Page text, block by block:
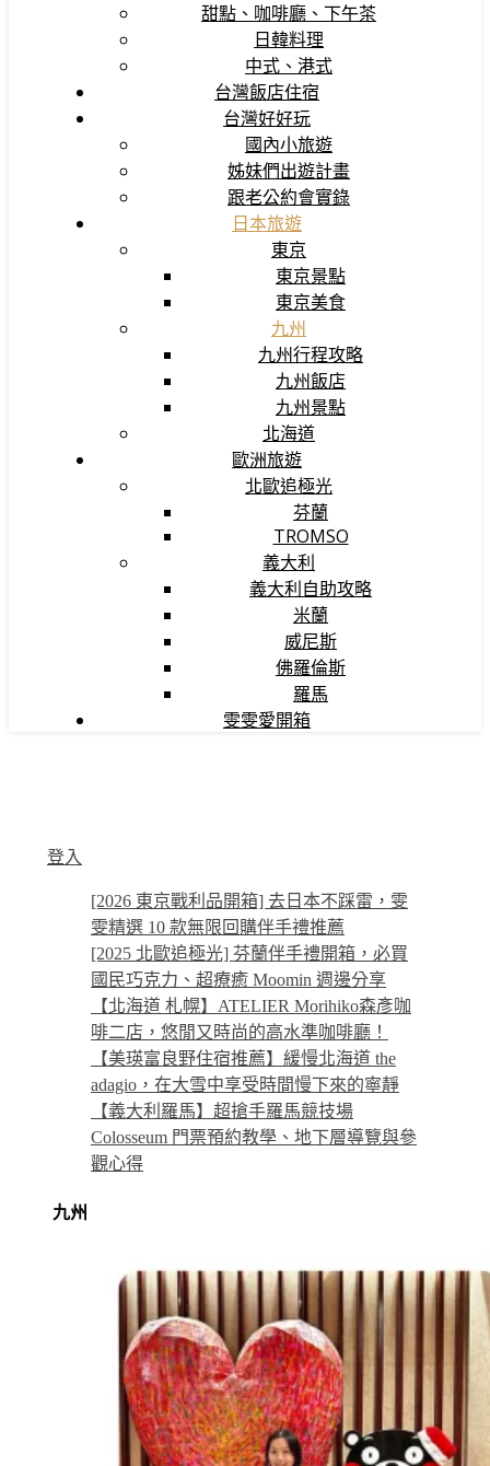
甜點、咖啡廳、下午茶
日韓料理
中式、港式
台灣飯店住宿
台灣好好玩
國內小旅遊
姊妹們出遊計畫
跟老公約會實錄
日本旅遊
東京
東京景點
東京美食
九州
九州行程攻略
九州飯店
九州景點
北海道
歐洲旅遊
北歐追極光
芬蘭
TROMSO
義大利
義大利自助攻略
米蘭
威尼斯
佛羅倫斯
羅馬
雯雯愛開箱
登入
[2026 東京戰利品開箱] 去日本不踩雷，雯
雯精選 10 款無限回購伴手禮推薦
[2025 北歐追極光] 芬蘭伴手禮開箱，必買
國民巧克力、超療癒 Moomin 週邊分享
【北海道 札幌】ATELIER Morihiko森彥咖
啡二店，悠閒又時尚的高水準咖啡廳！
【美瑛富良野住宿推薦】緩慢北海道 the
adagio，在大雪中享受時間慢下來的寧靜
【義大利羅馬】超搶手羅馬競技場
Colosseum 門票預約教學、地下層導覽與參
觀心得
九州